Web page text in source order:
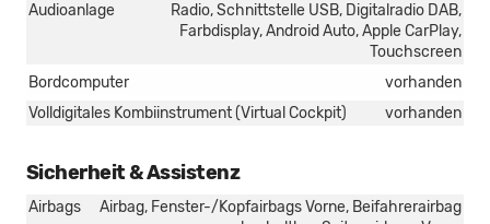
Audioanlage
Radio, Schnittstelle USB, Digitalradio DAB,
Farbdisplay, Android Auto, Apple CarPlay,
Touchscreen
Bordcomputer
vorhanden
Volldigitales Kombiinstrument (Virtual Cockpit)
vorhanden
Sicherheit & Assistenz
Airbags
Airbag, Fenster-/Kopfairbags Vorne, Beifahrerairbag